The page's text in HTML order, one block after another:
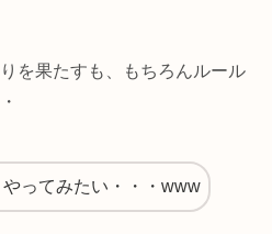
を果たすも、もちろんルール
ってみたい・・・www